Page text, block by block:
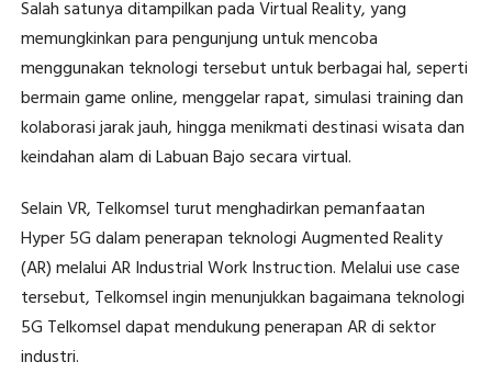
Salah satunya ditampilkan pada Virtual Reality, yang
memungkinkan para pengunjung untuk mencoba
menggunakan teknologi tersebut untuk berbagai hal, seperti
bermain game online, menggelar rapat, simulasi training dan
kolaborasi jarak jauh, hingga menikmati destinasi wisata dan
keindahan alam di Labuan Bajo secara virtual.
Selain VR, Telkomsel turut menghadirkan pemanfaatan
Hyper 5G dalam penerapan teknologi Augmented Reality
(AR) melalui AR Industrial Work Instruction. Melalui use case
tersebut, Telkomsel ingin menunjukkan bagaimana teknologi
5G Telkomsel dapat mendukung penerapan AR di sektor
industri.